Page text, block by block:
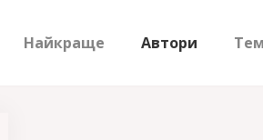
Найкраще Автори